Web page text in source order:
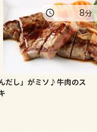
んだし」がミソ♪牛肉のス
8分